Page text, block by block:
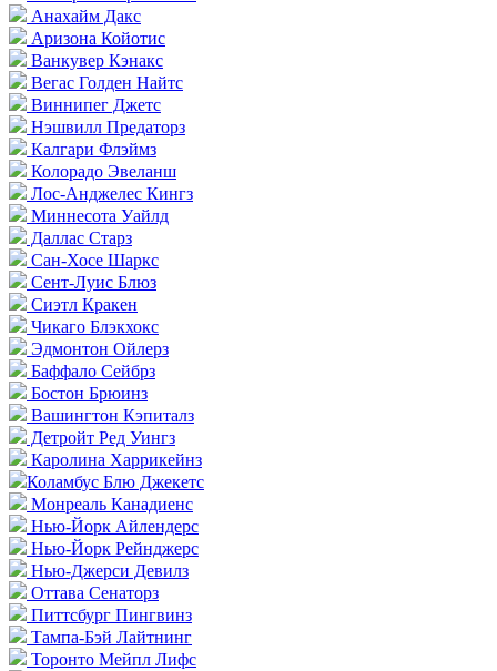
Анахайм Дакс
Аризона Койотис
Ванкувер Кэнакс
Вегас Голден Найтс
Виннипег Джетс
Нэшвилл Предаторз
Калгари Флэймз
Колорадо Эвеланш
Лос-Анджелес Кингз
Миннесота Уайлд
Даллас Старз
Сан-Хосе Шаркс
Сент-Луис Блюз
Сиэтл Кракен
Чикаго Блэкхокс
Эдмонтон Ойлерз
Баффало Сейбрз
Бостон Брюинз
Вашингтон Кэпиталз
Детройт Ред Уингз
Каролина Харрикейнз
Коламбус Блю Джекетс
Монреаль Канадиенс
Нью-Йорк Айлендерс
Нью-Йорк Рейнджерс
Нью-Джерси Девилз
Оттава Сенаторз
Питтсбург Пингвинз
Тампа-Бэй Лайтнинг
Торонто Мейпл Лифс